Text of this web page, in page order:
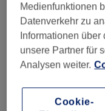
My Cut
4,8
Meerbusch,
Herren - Bart
Damen -
Medienfunktionen
Datenverkehr zu
Informationen
unsere Partner für
Analysen weiter.
Cookie-